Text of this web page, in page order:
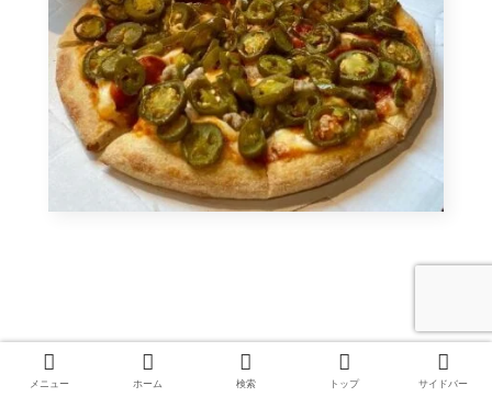
メニュー ホーム 検索 トップ サイドバー